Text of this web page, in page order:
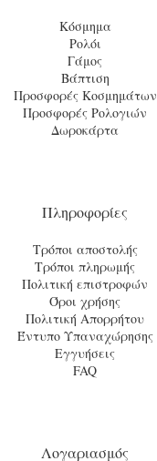
Κόσμημα
Ρολόι
Γάμος
Βάπτιση
Προσφορές Κοσμημάτων
Προσφορές Ρολογιών
Δωροκάρτα
Πληροφορίες
Τρόποι αποστολής
Τρόποι πληρωμής
Πολιτική επιστροφών
Όροι χρήσης
Πολιτική Απορρήτου
Έντυπο Υπαναχώρησης
Εγγυήσεις
FAQ
Λογαριασμός